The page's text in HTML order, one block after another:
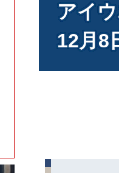
アイ
12月8